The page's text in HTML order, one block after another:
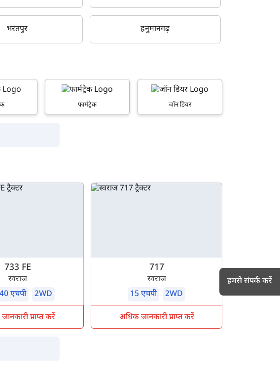
भरतपुर हनुमानगढ़
फार्मट्रैक जॉन डियर
733 FE
स्वराज
एचपी
2WD
प्राप्त करें
717
स्वराज
15 एचपी
2WD
अधिक जानकारी प्राप्त करें
हमसे संपर्क करें
& Conditionsand
Personal Data with
रखें